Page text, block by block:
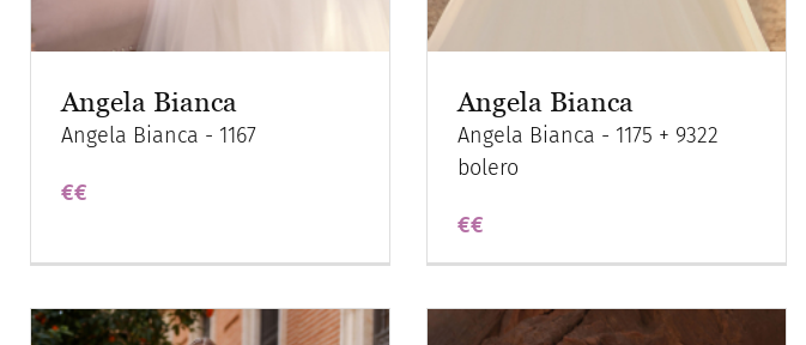
Angela Bianca
Angela Bianca - 1167
€€
Angela Bianca
Angela Bianca - 1175 + 9322
bolero
€€